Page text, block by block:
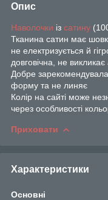
Опис
Наволочки із сатину
Тканина сатин має
не електризується й
довговічна, не викликає
Добре
форму та не линяє
Колір на сайті може
через особливості
Приховати
Характеристики
Основні